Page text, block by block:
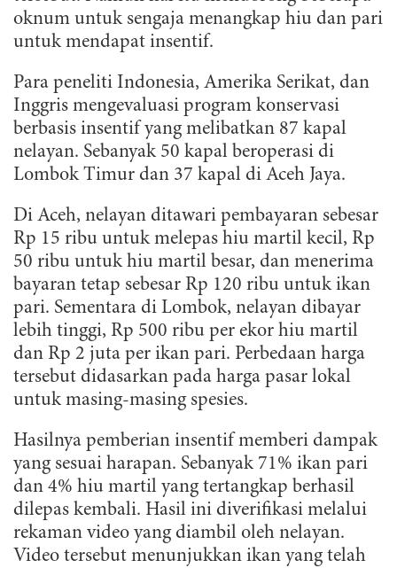
oknum untuk sengaja menangkap hiu dan pari
untuk mendapat insentif.
Para peneliti Indonesia, Amerika Serikat, dan
Inggris mengevaluasi program konservasi
berbasis insentif yang melibatkan 87 kapal
nelayan. Sebanyak 50 kapal beroperasi di
Lombok Timur dan 37 kapal di Aceh Jaya.
Di Aceh, nelayan ditawari pembayaran sebesar
Rp 15 ribu untuk melepas hiu martil kecil, Rp
50 ribu untuk hiu martil besar, dan menerima
bayaran tetap sebesar Rp 120 ribu untuk ikan
pari. Sementara di Lombok, nelayan dibayar
lebih tinggi, Rp 500 ribu per ekor hiu martil
dan Rp 2 juta per ikan pari. Perbedaan harga
tersebut didasarkan pada harga pasar lokal
untuk masing-masing spesies.
Hasilnya pemberian insentif memberi dampak
yang sesuai harapan. Sebanyak 71% ikan pari
dan 4% hiu martil yang tertangkap berhasil
dilepas kembali. Hasil ini diverifikasi melalui
rekaman video yang diambil oleh nelayan.
Video tersebut menunjukkan ikan yang telah